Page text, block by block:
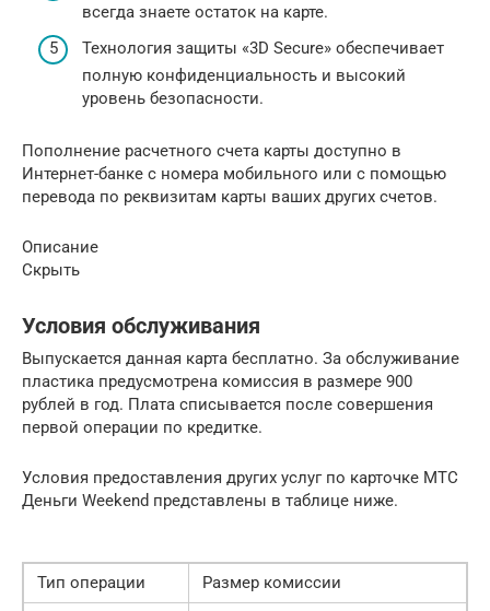
всегда знаете остаток на карте.
Технология защиты «3D Secure» обеспечивает
полную конфиденциальность и высокий
уровень безопасности.
Пополнение расчетного счета карты доступно в
Интернет-банке с номера мобильного или с помощью
перевода по реквизитам карты ваших других счетов.
Описание
Скрыть
Условия обслуживания
Выпускается данная карта бесплатно. За обслуживание
пластика предусмотрена комиссия в размере 900
рублей в год. Плата списывается после совершения
первой операции по кредитке.
Условия предоставления других услуг по карточке МТС
Деньги Weekend представлены в таблице ниже.
Тип операции
Размер комиссии